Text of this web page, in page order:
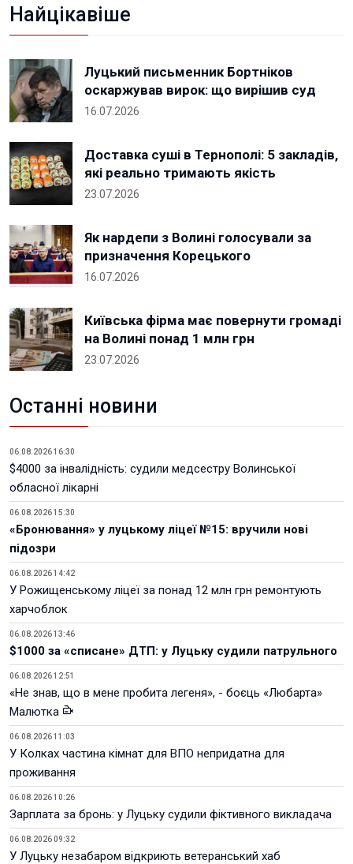
Найцікавіше
Луцький письменник Бортніков
оскаржував вирок: що вирішив суд
16.07.2026
Доставка суші в Тернополі: 5 закладів,
які реально тримають якість
23.07.2026
Як нардепи з Волині голосували за
призначення Корецького
16.07.2026
Київська фірма має повернути громаді
на Волині понад 1 млн грн
23.07.2026
Останні новини
06.08.2026 16:30
$4000 за інвалідність: судили медсестру Волинської
обласної лікарні
06.08.2026 15:30
«Бронювання» у луцькому ліцеї №15: вручили нові
підозри
06.08.2026 14:42
У Рожищенському ліцеї за понад 12 млн грн ремонтують
харчоблок
06.08.2026 13:46
$1000 за «списане» ДТП: у Луцьку судили патрульного
06.08.2026 12:51
«Не знав, що в мене пробита легеня», - боєць «Любарта»
Малютка
06.08.2026 11:03
У Колках частина кімнат для ВПО непридатна для
проживання
06.08.2026 10:26
Зарплата за бронь: у Луцьку судили фіктивного викладача
06.08.2026 09:32
У Луцьку незабаром відкриють ветеранський хаб